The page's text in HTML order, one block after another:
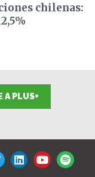
chilenas:
A PLUS+
L
i
n
Y
o
u
S
p
o